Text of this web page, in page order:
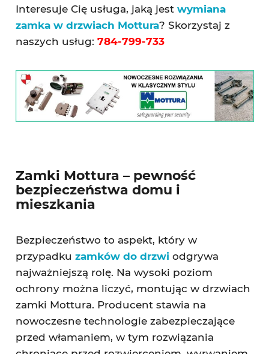
Interesuje Cię usługa, jaką jest wymiana
zamka w drzwiach Mottura? Skorzystaj z
naszych usług: 784-799-733
Zamki Mottura – pewność
bezpieczeństwa domu i
mieszkania
Bezpieczeństwo to aspekt, który w
przypadku zamków do drzwi odgrywa
najważniejszą rolę. Na wysoki poziom
ochrony można liczyć, montując w drzwiach
zamki Mottura. Producent stawia na
nowoczesne technologie zabezpieczające
przed włamaniem, w tym rozwiązania